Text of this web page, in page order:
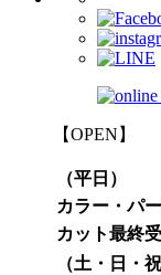
【OPEN】
（平日）
カラー・パ
カット最終
（土・日・祝